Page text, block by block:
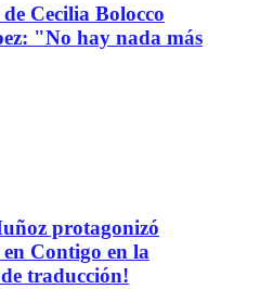
Cecilia Bolocco
"No hay nada más
protagonizó
Contigo en la
traducción!